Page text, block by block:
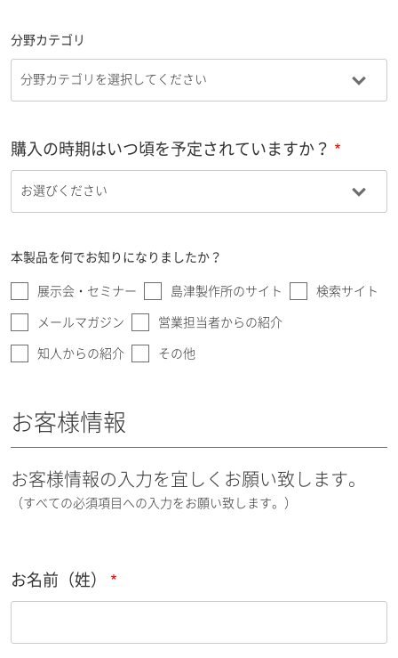
分野カテゴリ
購入の時期はいつ頃を予定されていますか？
本製品を何でお知りになりましたか？
展示会・セミナー 島津製作所のサイト 検索サイト
メールマガジン 営業担当者からの紹介
知人からの紹介 その他
お客様情報
お客様情報の入力を宜しくお願い致します。
（すべての必須項目への入力をお願い致します。）
お名前（姓）